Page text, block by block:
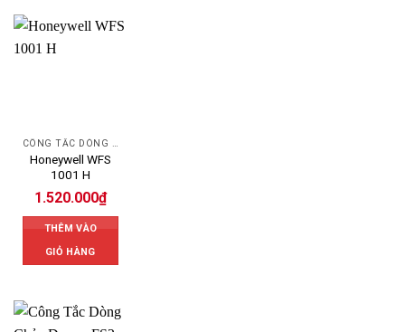
Honeywell WFS
1001 H
1.520.000₫
THÊM VÀO
GIỎ HÀNG